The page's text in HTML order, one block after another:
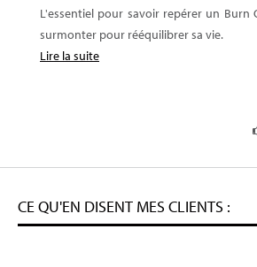
L'essentiel pour savoir repérer un
surmonter pour rééquilibrer sa vie.
Lire la suite
CE QU'EN DISENT MES CLIENTS :